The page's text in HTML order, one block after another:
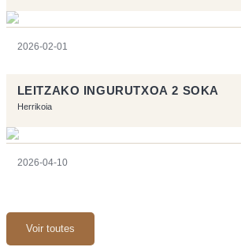
2026-02-01
LEITZAKO INGURUTXOA 2 SOKA
Herrikoia
2026-04-10
Voir toutes